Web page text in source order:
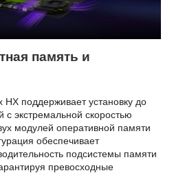
память и
поддерживает установку до
с экстремальной скоростью
модулей оперативной памяти
обеспечивает
подсистемы памяти
превосходные